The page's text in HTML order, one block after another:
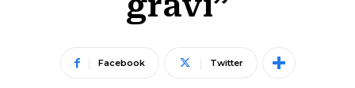
Facebook Twitter